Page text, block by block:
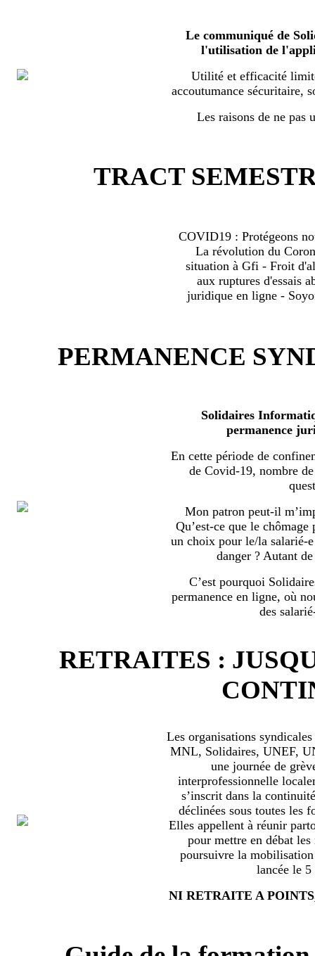
Le communiqué de
l'utilisation de
Utilité et efficacité
accoutumance sécuritaire,
Les raisons de ne pas
TRACT
COVID19 : Protégeons
La révolution du
situation à Gfi - Froit
aux ruptures d'essais
juridique en ligne -
PERMANENCE
Solidaires
permanence
En cette période de
de Covid-19, nombre
Mon patron peut-il
Qu’est-ce que le
un choix pour le/la salarié-
danger ? Autant
C’est pourquoi
permanence en ligne, où
des
RETRAITES :
Les organisations
MNL, Solidaires, UNEF,
une journée de
interprofessionnelle
s’inscrit dans la
déclinées sous toutes les
Elles appellent à réunir
pour mettre en débat
poursuivre la
lancée le 5
NI RETRAITE A